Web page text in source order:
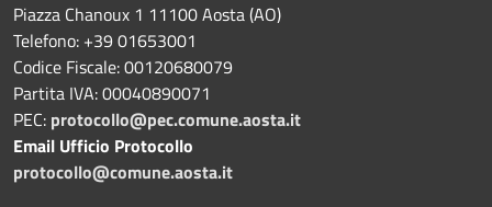
Piazza Chanoux 1 11100 Aosta (AO)
Telefono: +39 01653001
Codice Fiscale: 00120680079
Partita IVA: 00040890071
PEC: protocollo@pec.comune.aosta.it
Email Ufficio Protocollo
protocollo@comune.aosta.it